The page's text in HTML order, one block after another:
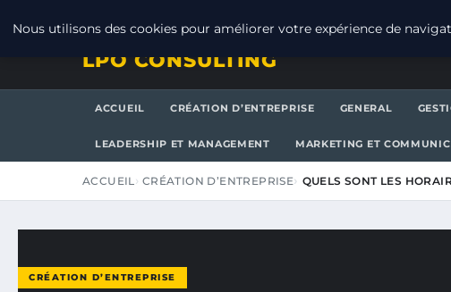
LPO CONSULTING
ACCUEIL CRÉATION D’ENTREPRISE GENERAL
LEADERSHIP ET MANAGEMENT MARKETING ET
ACCUEIL CRÉATION D’ENTREPRISE QUELS SONT LES
CRÉATION D’ENTREPRISE
Nous utilisons des cookies pour améliorer votre expérience de